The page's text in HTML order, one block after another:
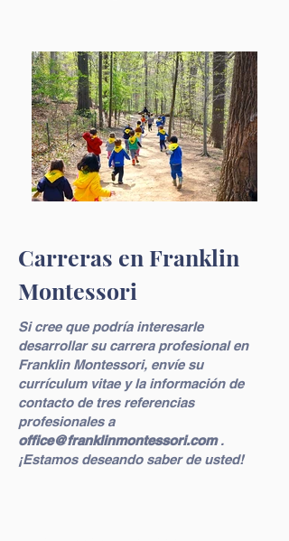
Carreras en Franklin
Montessori
Si cree que podría interesarle
desarrollar su carrera profesional en
Franklin Montessori, envíe su
currículum vitae y la información de
contacto de tres referencias
profesionales a
office@franklinmontessori.com.
¡Estamos deseando saber de usted!